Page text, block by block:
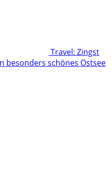
Travel: Zingst
besonders schönes Ostsee